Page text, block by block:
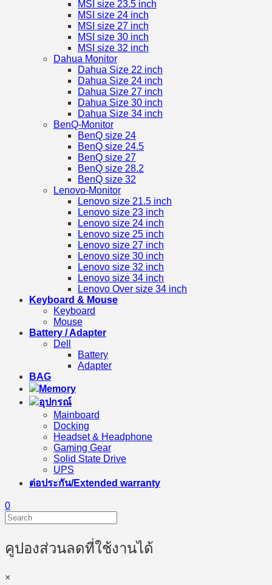
MSI size 23.5 inch
MSI size 24 inch
MSI size 27 inch
MSI size 30 inch
MSI size 32 inch
Dahua Monitor
Dahua Size 22 inch
Dahua Size 24 inch
Dahua Size 27 inch
Dahua Size 30 inch
Dahua Size 34 inch
BenQ-Monitor
BenQ size 24
BenQ size 24.5
BenQ size 27
BenQ size 28.2
BenQ size 32
Lenovo-Monitor
Lenovo size 21.5 inch
Lenovo size 23 inch
Lenovo size 24 inch
Lenovo size 25 inch
Lenovo size 27 inch
Lenovo size 30 inch
Lenovo size 32 inch
Lenovo size 34 inch
Lenovo Over size 34 inch
Keyboard & Mouse
Keyboard
Mouse
Battery / Adapter
Dell
Battery
Adapter
BAG
Memory
อุปกรณ์
Mainboard
Docking
Headset & Headphone
Gaming Gear
Solid State Drive
UPS
ต่อประกัน/Extended warranty
0
คูปองส่วนลดที่ใช้งานได้
×